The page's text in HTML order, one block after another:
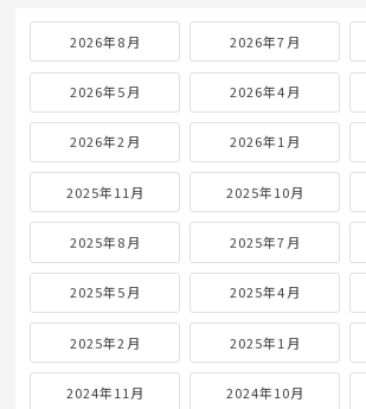
2026年8月 2026年7月
2026年5月 2026年4月
2026年2月 2026年1月
2025年11月 2025年10月
2025年8月 2025年7月
2025年5月 2025年4月
2025年2月 2025年1月
2024年11月 2024年10月